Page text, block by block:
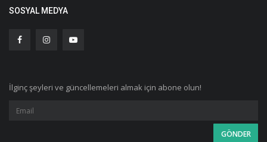
SOSYAL MEDYA
İlginç şeyleri ve güncellemeleri almak için abone olun!